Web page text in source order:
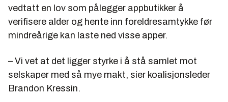
vedtatt en lov som pålegger appbutikker å
verifisere alder og hente inn foreldresamtykke før
mindreårige kan laste ned visse apper.
– Vi vet at det ligger styrke i å stå samlet mot
selskaper med så mye makt, sier koalisjonsleder
Brandon Kressin.